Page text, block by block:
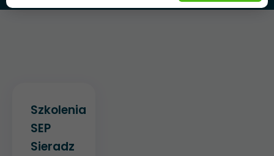
Szkolenia
SEP
Sieradz